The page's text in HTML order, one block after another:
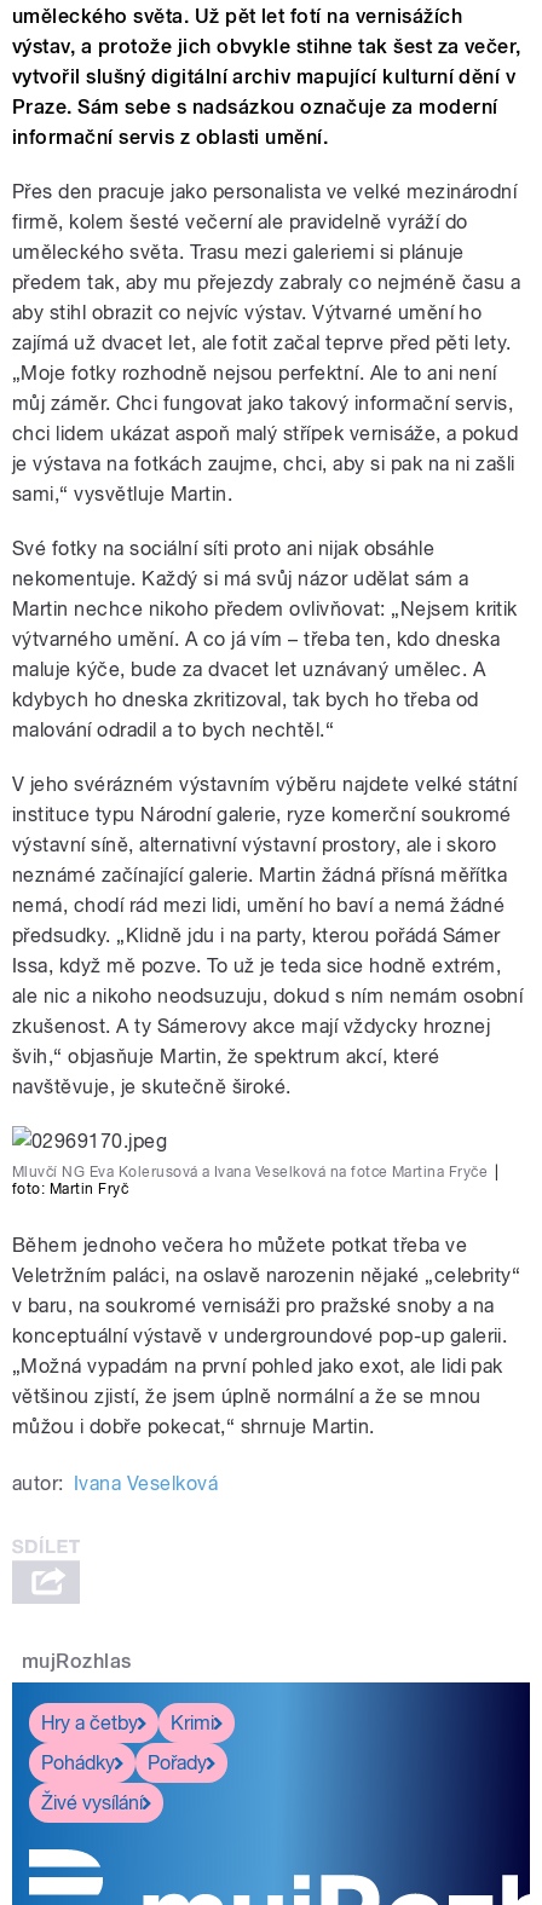
uměleckého světa. Už pět let fotí na vernisážích
výstav, a protože jich obvykle stihne tak šest za večer,
vytvořil slušný digitální archiv mapující kulturní dění v
Praze. Sám sebe s nadsázkou označuje za moderní
informační servis z oblasti umění.
Přes den pracuje jako personalista ve velké mezinárodní
firmě, kolem šesté večerní ale pravidelně vyráží do
uměleckého světa. Trasu mezi galeriemi si plánuje
předem tak, aby mu přejezdy zabraly co nejméně času a
aby stihl obrazit co nejvíc výstav. Výtvarné umění ho
zajímá už dvacet let, ale fotit začal teprve před pěti lety.
„Moje fotky rozhodně nejsou perfektní. Ale to ani není
můj záměr. Chci fungovat jako takový informační servis,
chci lidem ukázat aspoň malý střípek vernisáže, a pokud
je výstava na fotkách zaujme, chci, aby si pak na ni zašli
sami,“ vysvětluje Martin.
Své fotky na sociální síti proto ani nijak obsáhle
nekomentuje. Každý si má svůj názor udělat sám a
Martin nechce nikoho předem ovlivňovat: „Nejsem kritik
výtvarného umění. A co já vím – třeba ten, kdo dneska
maluje kýče, bude za dvacet let uznávaný umělec. A
kdybych ho dneska zkritizoval, tak bych ho třeba od
malování odradil a to bych nechtěl.“
V jeho svérázném výstavním výběru najdete velké státní
instituce typu Národní galerie, ryze komerční soukromé
výstavní síně, alternativní výstavní prostory, ale i skoro
neznámé začínající galerie. Martin žádná přísná měřítka
nemá, chodí rád mezi lidi, umění ho baví a nemá žádné
předsudky. „Klidně jdu i na party, kterou pořádá Sámer
Issa, když mě pozve. To už je teda sice hodně extrém,
ale nic a nikoho neodsuzuju, dokud s ním nemám osobní
zkušenost. A ty Sámerovy akce mají vždycky hroznej
švih,“ objasňuje Martin, že spektrum akcí, které
navštěvuje, je skutečně široké.
Mluvčí NG Eva Kolerusová a Ivana Veselková na fotce Martina Fryče
foto: Martin Fryč
Během jednoho večera ho můžete potkat třeba ve
Veletržním paláci, na oslavě narozenin nějaké „celebrity“
v baru, na soukromé vernisáži pro pražské snoby a na
konceptuální výstavě v undergroundové pop-up galerii.
„Možná vypadám na první pohled jako exot, ale lidi pak
většinou zjistí, že jsem úplně normální a že se mnou
můžou i dobře pokecat,“ shrnuje Martin.
autor: Ivana Veselková
mujRozhlas
Hry a četby
Krimi
Pohádky
Pořady
Živé vysílání